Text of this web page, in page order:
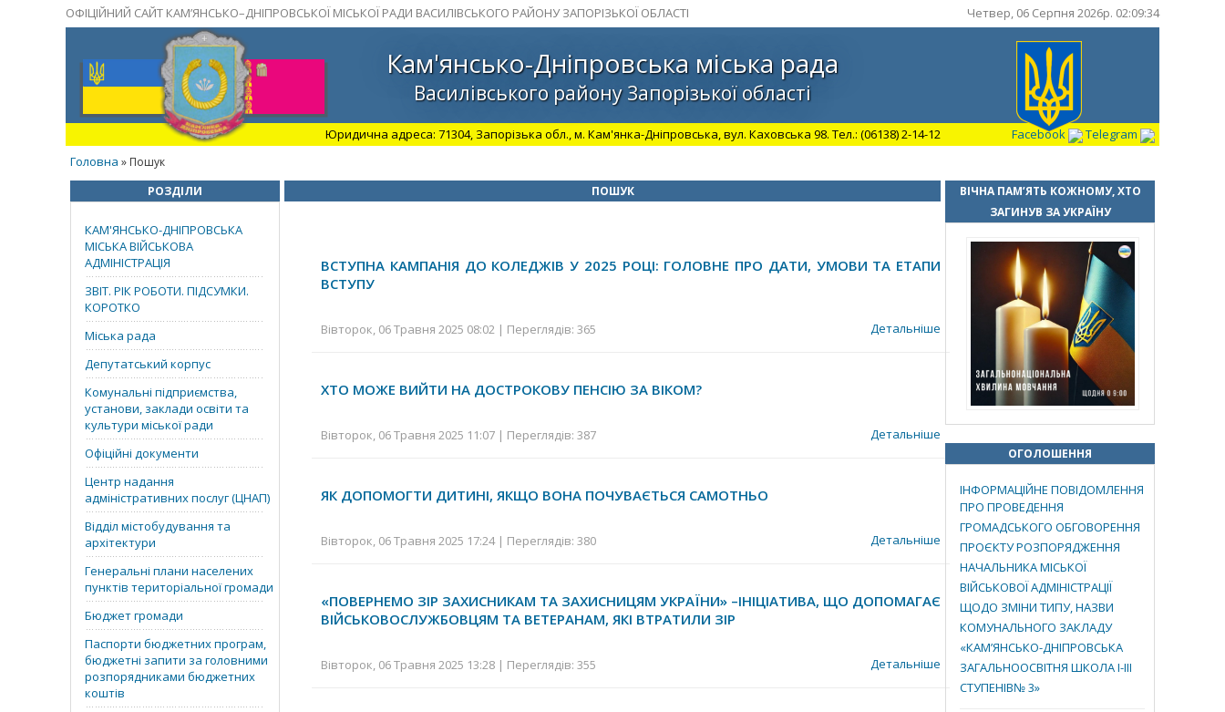
ОФІЦІЙНИЙ САЙТ КАМ’ЯНСЬКО–ДНІПРОВСЬКОЇ МІСЬКОЇ РАДИ ВАСИЛІВСЬКОГО РАЙОНУ ЗАПОРІЗЬКОЇ ОБЛАСТІ Четвер, 06 Серпня 2026р. 02:09:35
Кам'янсько-Дніпровська міська рада
Василівського району Запорізької області
Юридична адреса: 71304, Запорізька обл., м. Кам'янка-Дніпровська, вул. Каховська 98. Тел.: (06138) 2-14-12 Facebook
Telegram
Головна » Пошук
РОЗДІЛИ
КАМ'ЯНСЬКО-ДНІПРОВСЬКА
МІСЬКА ВІЙСЬКОВА
АДМІНІСТРАЦІЯ
ЗВІТ. РІК РОБОТИ. ПІДСУМКИ.
КОРОТКО
Міська рада
Депутатський корпус
Комунальні підприємства,
установи, заклади освіти та
культури міської ради
Офіційні документи
Центр надання
адміністративних послуг (ЦНАП)
Відділ містобудування та
архітектури
Генеральні плани населених
пунктів територіальної громади
Бюджет громади
Паспорти бюджетних програм,
бюджетні запити за головними
розпорядниками бюджетних
коштів
ПОШУК
ВСТУПНА КАМПАНІЯ ДО КОЛЕДЖІВ У 2025 РОЦІ: ГОЛОВНЕ ПРО ДАТИ, УМОВИ ТА ЕТАПИ
ВСТУПУ
Вівторок, 06 Травня 2025 08:02 | Переглядів: 365 Детальніше
ХТО МОЖЕ ВИЙТИ НА ДОСТРОКОВУ ПЕНСІЮ ЗА ВІКОМ?
Вівторок, 06 Травня 2025 11:07 | Переглядів: 387 Детальніше
ЯК ДОПОМОГТИ ДИТИНІ, ЯКЩО ВОНА ПОЧУВАЄТЬСЯ САМОТНЬО
Вівторок, 06 Травня 2025 17:24 | Переглядів: 380 Детальніше
«ПОВЕРНЕМО ЗІР ЗАХИСНИКАМ ТА ЗАХИСНИЦЯМ УКРАЇНИ» –ІНІЦІАТИВА, ЩО ДОПОМАГАЄ
ВІЙСЬКОВОСЛУЖБОВЦЯМ ТА ВЕТЕРАНАМ, ЯКІ ВТРАТИЛИ ЗІР
Вівторок, 06 Травня 2025 13:28 | Переглядів: 355 Детальніше
ВІЧНА ПАМ’ЯТЬ КОЖНОМУ, ХТО
ЗАГИНУВ ЗА УКРАЇНУ
ОГОЛОШЕННЯ
ІНФОРМАЦІЙНЕ ПОВІДОМЛЕННЯ
ПРО ПРОВЕДЕННЯ
ГРОМАДСЬКОГО ОБГОВОРЕННЯ
ПРОЄКТУ РОЗПОРЯДЖЕННЯ
НАЧАЛЬНИКА МІСЬКОЇ
ВІЙСЬКОВОЇ АДМІНІСТРАЦІЇ
ЩОДО ЗМІНИ ТИПУ, НАЗВИ
КОМУНАЛЬНОГО ЗАКЛАДУ
«КАМ’ЯНСЬКО-ДНІПРОВСЬКА
ЗАГАЛЬНООСВІТНЯ ШКОЛА І-ІІІ
СТУПЕНІВ№ 3»